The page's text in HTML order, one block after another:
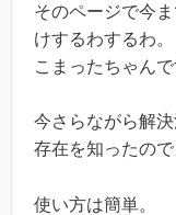
そのページで今
けするわするわ。
こまったちゃんで
今さらながら解
存在を知ったので
使い方は簡単。